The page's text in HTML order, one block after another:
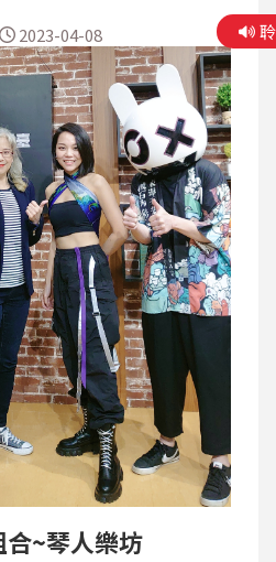
參與學校國樂社。因著當地
樂活動需要，江賜良累積了
學的他，沒有樂譜就練習自
單的分譜，給其他樂手演
賜良在升大學時選擇出國留
學習國樂作曲，但當時台灣
組，於是轉而報考上海音樂
現，學校沒有國樂作曲專業
進來，只能選擇學其他器
，所以沒有老師教課。付了
都哀嘆抱怨，他則用同樣時
器課學編曲。剩下的時間就
筆...
~琴人樂坊
2023-04-08